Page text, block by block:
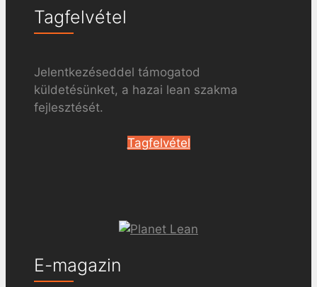
Tagfelvétel
Jelentkezéseddel támogatod
küldetésünket, a hazai lean szakma
fejlesztését.
Tagfelvétel
E-magazin